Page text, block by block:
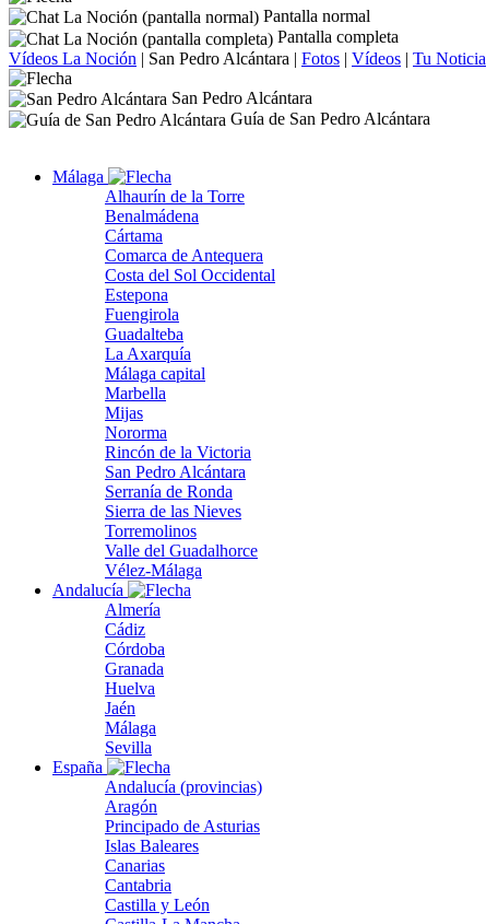
Pantalla normal
Pantalla completa
Vídeos La Noción | San Pedro Alcántara | Fotos | Vídeos | Tu Noticia
San Pedro Alcántara
Guía de San Pedro Alcántara
Málaga
Alhaurín de la Torre
Benalmádena
Cártama
Comarca de Antequera
Costa del Sol Occidental
Estepona
Fuengirola
Guadalteba
La Axarquía
Málaga capital
Marbella
Mijas
Nororma
Rincón de la Victoria
San Pedro Alcántara
Serranía de Ronda
Sierra de las Nieves
Torremolinos
Valle del Guadalhorce
Vélez-Málaga
Andalucía
Almería
Cádiz
Córdoba
Granada
Huelva
Jaén
Málaga
Sevilla
España
Andalucía (provincias)
Aragón
Principado de Asturias
Islas Baleares
Canarias
Cantabria
Castilla y León